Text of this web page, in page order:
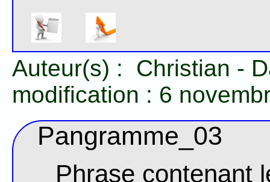
Auteur(s) : Christian -
modification : 6
Pangramme_03
Phrase contenant